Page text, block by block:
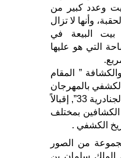
وعدد كبير من
وأنها لا تزال
بيت البيعة في
التي هو عليها
” المقام
بالمهرجان
الوطني للتراث والثقافة “الجنادرية 33”, إقبالاً
بمختلف
الكشفي .
من الصور
الملك سلمان بن